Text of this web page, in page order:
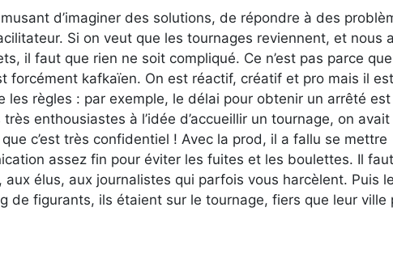
d’imaginer des solutions, de répondre à des
Si on veut que les tournages reviennent, et nous
il faut que rien ne soit compliqué. Ce n’est pas parce
forcément kafkaïen. On est réactif, créatif et pro mais il est
les règles : par exemple, le délai pour obtenir un arrêté
enthousiastes à l’idée d’accueillir un tournage, on avait
c’est très confidentiel ! Avec la prod, il a fallu se mettre
assez fin pour éviter les fuites et les boulettes. Il
aux élus, aux journalistes qui parfois vous harcèlent. Puis
de figurants, ils étaient sur le tournage, fiers que leur ville